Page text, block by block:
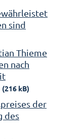
sind
Thieme
nach
(216 kB)
der
des